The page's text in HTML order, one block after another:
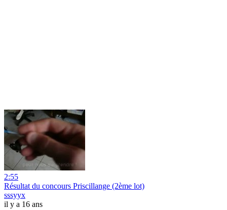
2:55
Résultat du concours Priscillange (2ème lot)
sssyyx
il y a 16 ans